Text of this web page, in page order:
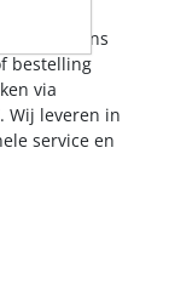
artikel
met ons
bestelling
via
Wij leveren in
service en